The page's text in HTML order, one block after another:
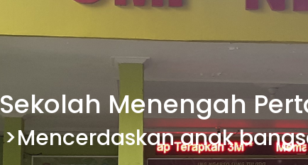
Sekolah Menengah
>Mencerdaskan anak